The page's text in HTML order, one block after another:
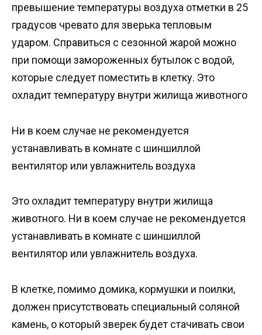
превышение температуры воздуха отметки в 25
градусов чревато для зверька тепловым
ударом. Справиться с сезонной жарой можно
при помощи замороженных бутылок с водой,
которые следует поместить в клетку. Это
охладит температуру внутри жилища животного
Ни в коем случае не рекомендуется
устанавливать в комнате с шиншиллой
вентилятор или увлажнитель воздуха
Это охладит температуру внутри жилища
животного. Ни в коем случае не рекомендуется
устанавливать в комнате с шиншиллой
вентилятор или увлажнитель воздуха.
В клетке, помимо домика, кормушки и поилки,
должен присутствовать специальный соляной
камень, о который зверек будет стачивать свои